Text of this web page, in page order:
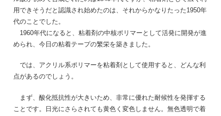
用できそうだと認識され始めたのは、それからかなりたった1950年
代のことでした。
1960年代になると、粘着剤の中核ポリマーとして活発に開発が進
められ、今日の粘着テープの繁栄を築きました。
では、アクリル系ポリマーを粘着剤として使用すると、どんな利
点があるのでしょう。
まず、酸化抵抗性が大きいため、非常に優れた耐候性を発揮する
ことです。日光にさらされても黄色く変色しません。無色透明で着